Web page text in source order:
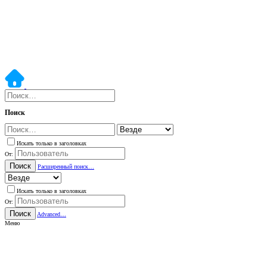
Поиск
Искать только в заголовках
От:
Поиск Расширенный поиск…
Искать только в заголовках
От:
Поиск
Advanced…
Меню